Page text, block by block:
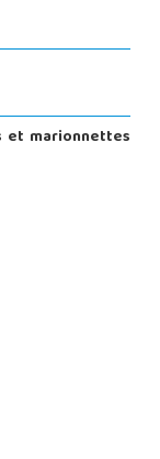
et marionnettes